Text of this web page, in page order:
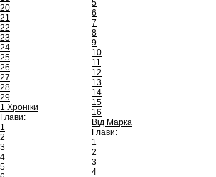
20
21
22
23
24
25
26
27
28
29
1 Хроніки
Глави:
1
2
3
4
5
5
6
7
8
9
10
11
12
13
14
15
16
Від Марка
Глави:
1
2
3
4